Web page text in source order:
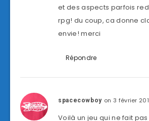
et des aspects parfois
rpg! du coup, ca donne
envie! merci
Répondre
spacecowboy on 3 février
Voilà un jeu qui ne fait